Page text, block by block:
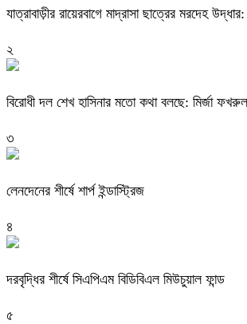
যাত্রাবাড়ীর রায়েরবাগে মাদ্রাসা ছাত্রের মরদেহ
২
বিরোধী দল শেখ হাসিনার মতো কথা বলছে: মির্জা ফখরুল
৩
লেনদেনের শীর্ষে শার্প ইন্ডাস্ট্রিজ
৪
দরবৃদ্ধির শীর্ষে সিএপিএম বিডিবিএল মিউচুয়াল ফান্ড
৫